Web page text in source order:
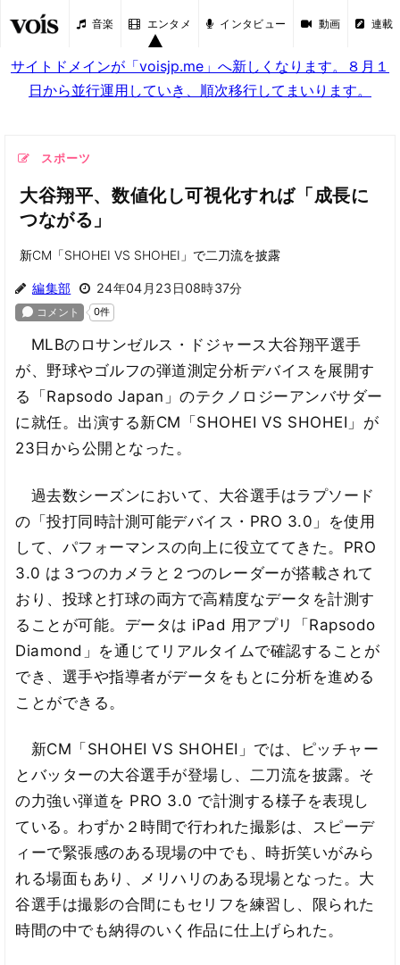
音楽 エンタメ インタビュー 動画 連載
サイトドメインが「voisjp.me」へ新しくなります。８月１
日から並行運用していき、順次移行してまいります。
スポーツ
大谷翔平、数値化し可視化すれば「成長に
つながる」
新CM「SHOHEI VS SHOHEI」で二刀流を披露
編集部 24年04月23日08時37分
MLBのロサンゼルス・ドジャース大谷翔平選手
が、野球やゴルフの弾道測定分析デバイスを展開す
る「Rapsodo Japan」のテクノロジーアンバサダー
に就任。出演する新CM「SHOHEI VS SHOHEI」が
23日から公開となった。
過去数シーズンにおいて、大谷選手はラプソード
の「投打同時計測可能デバイス・PRO 3.0」を使用
して、パフォーマンスの向上に役立ててきた。PRO
3.0 は３つのカメラと２つのレーダーが搭載されて
おり、投球と打球の両方で高精度なデータを計測す
ることが可能。データは iPad 用アプリ「Rapsodo
Diamond」を通じてリアルタイムで確認することが
でき、選手や指導者がデータをもとに分析を進める
ことができる。
新CM「SHOHEI VS SHOHEI」では、ピッチャー
とバッターの大谷選手が登場し、二刀流を披露。そ
の力強い弾道を PRO 3.0 で計測する様子を表現し
ている。わずか２時間で行われた撮影は、スピーデ
ィーで緊張感のある現場の中でも、時折笑いがみら
れる場面もあり、メリハリのある現場となった。大
谷選手は撮影の合間にもセリフを練習し、限られた
時間の中でも納得のいく作品に仕上げられた。